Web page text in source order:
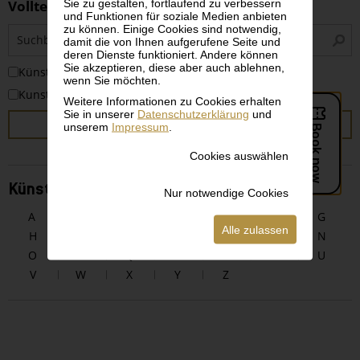
und Funktionen für soziale Medien anbieten
zu können. Einige Cookies sind notwendig,
damit die von Ihnen aufgerufene Seite und
deren Dienste funktioniert. Andere können
Sie akzeptieren, diese aber auch ablehnen,
wenn Sie möchten.
Weitere Informationen zu Cookies erhalten
Sie in unserer Datenschutzerklärung und
unserem Impressum
Cookies auswählen
Nur notwendige Cookies
Alle zulassen
Volltextsuche
KünstlerInnen
Kunstwerke
SUCHEN
KünstlerInnen alphabetisch
A E F
G
H
L M
N
O
U
V
W X Y Z